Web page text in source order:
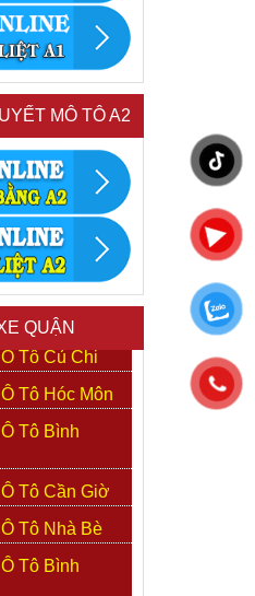
MÔ TÔ A2
QUẬN
Tô Củ Chi
Tô Hóc Môn
Tô Bình
Tô Cần Giờ
Tô Nhà Bè
Tô Bình